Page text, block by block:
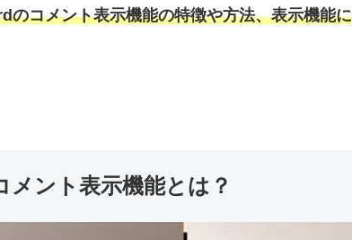
のコメント表示機能の特徴や方法、表示機能
メント表示機能とは？